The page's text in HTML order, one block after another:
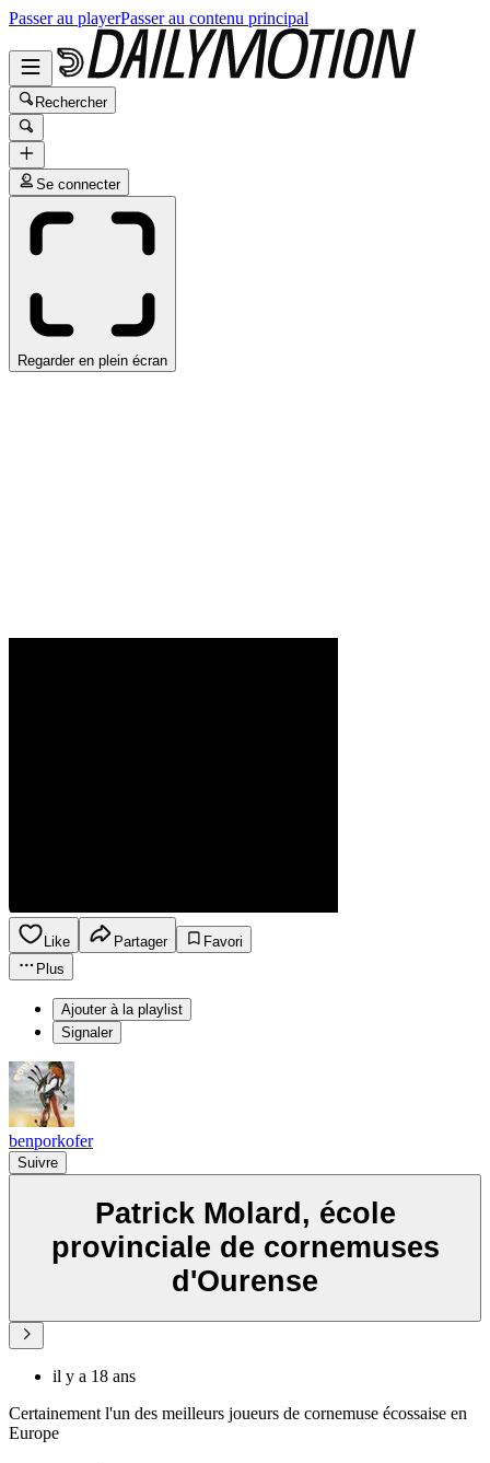
Passer au playerPasser au contenu principal
Rechercher
Se connecter
Regarder en plein écran
Like Partager
Favori
Plus
Ajouter à la playlist
Signaler
benporkofer
Suivre
Patrick Molard, école
provinciale de cornemuses
d'Ourense
il y a 18 ans
Certainement l'un des meilleurs joueurs de cornemuse écossaise en
Europe